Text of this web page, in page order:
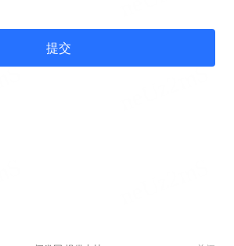
提交